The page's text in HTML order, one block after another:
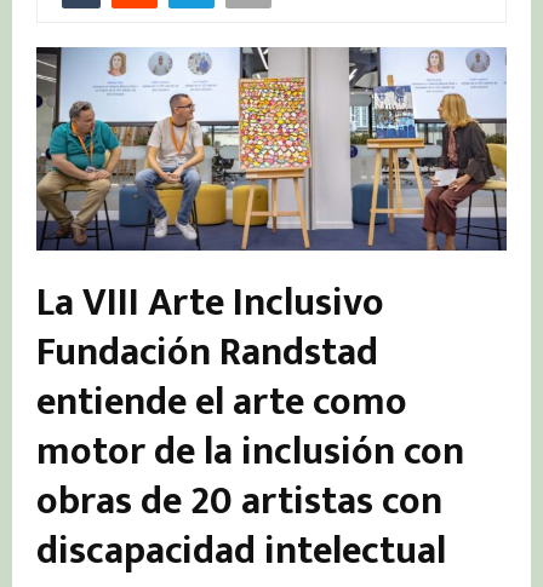
La VIII Arte Inclusivo
Fundación Randstad
entiende el arte como
motor de la inclusión con
obras de 20 artistas con
discapacidad intelectual